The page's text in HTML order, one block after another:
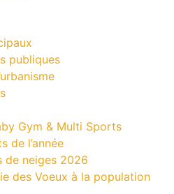
publiques
Gym & Multi Sports
de l’année
de neiges 2026
des Voeux à la population